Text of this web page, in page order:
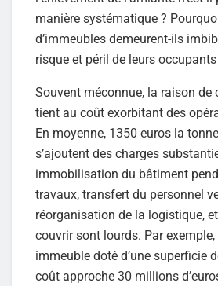
manière systématique ?
d’immeubles demeurent-ils
risque et péril de leurs occupants
Souvent méconnue, la raison de
tient au coût exorbitant des
En moyenne, 1350 euros la
s’ajoutent des charges
immobilisation du bâtiment
travaux, transfert du personnel
réorganisation de la logistique,
couvrir sont lourds. Par exemple,
immeuble doté d’une superficie
coût approche 30 millions